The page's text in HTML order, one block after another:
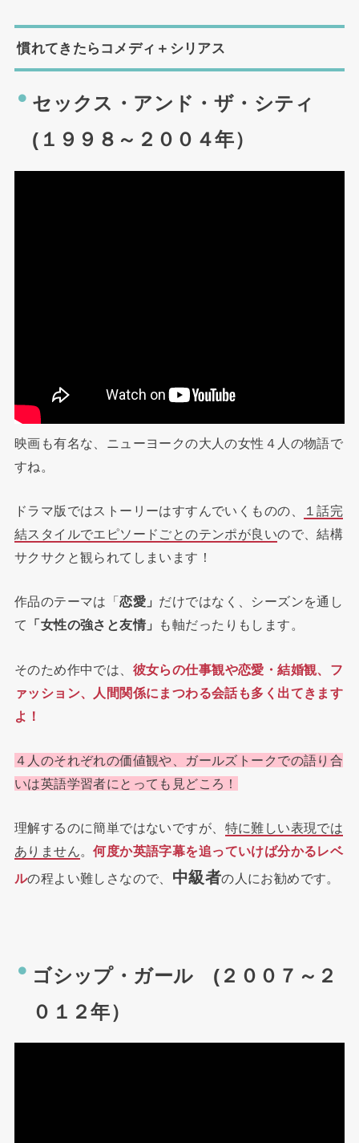
慣れてきたらコメディ＋シリアス
セックス・アンド・ザ・シティ
(１９９８～２００４年）
映画も有名な、ニューヨークの大人の女性４人の物語で
すね。
ドラマ版ではストーリーはすすんでいくものの、
１話完
結スタイルでエピソードごとのテンポが良いので、結構
サクサクと観られてしまいます！
作品のテーマは「恋愛」 だけではなく、シーズンを通し
て
「女性の強さと友情」 も軸だったりもします。
そのため作中では、 彼女らの仕事観や恋愛・結婚観、フ
ァッション、人間関係にまつわる会話も多く出てきます
よ！
４人のそれぞれの価値観や、ガールズトークでの語り合
いは英語学習者にとっても見どころ！
理解するのに簡単ではないですが、 特に難しい表現では
ありません。何度か英語字幕を追っていけば分かるレベ
ルの程よい難しさなので、 中級者の人にお勧めです。
ゴシップ・ガール (２００７～２
０１２年）